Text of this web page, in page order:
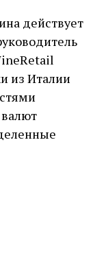
действует
из Италии